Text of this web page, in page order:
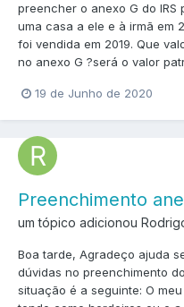
preencher o anexo G do IRS
uma casa a ele e à irmã em
foi vendida em 2019. Que
no anexo G ?será o valor
19 de Junho de 2020
Preenchimento
um tópico adicionou
Boa tarde, Agradeço ajuda
dúvidas no preenchimento
situação é a seguinte: O